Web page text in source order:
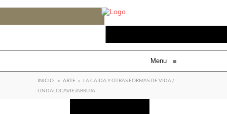
Menu ≡
INICIO » ARTE » LA CAÍDA Y OTRAS FORMAS DE VIDA /
LINDALOCAVIEJABRUJA